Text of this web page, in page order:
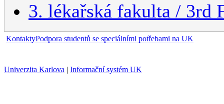
3. lékařská fakulta / 3rd
KontaktyPodpora studentů se speciálními potřebami na UK
Univerzita Karlova | Informační systém UK